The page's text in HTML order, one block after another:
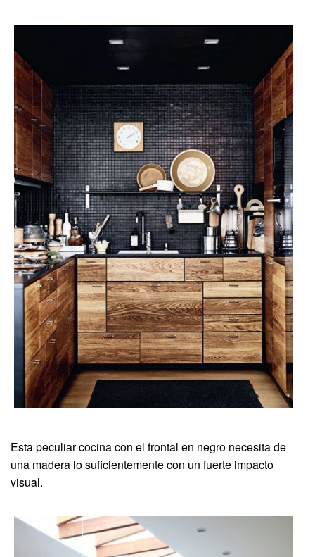
Esta peculiar cocina con el frontal en negro necesita de
una madera lo suficientemente con un fuerte impacto
visual.